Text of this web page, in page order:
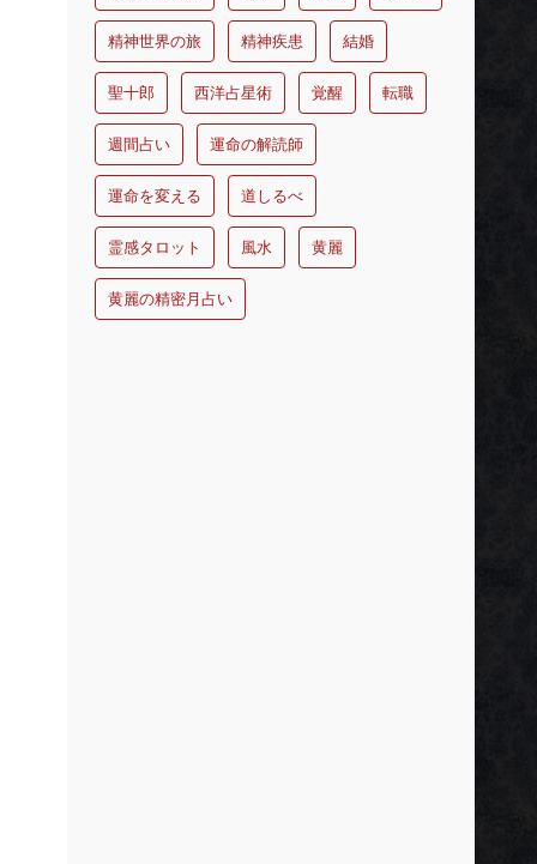
精神世界の旅 精神疾患 結婚
聖十郎 西洋占星術 覚醒 転職
週間占い 運命の解読師
運命を変える 道しるべ
霊感タロット 風水 黄麗
黄麗の精密月占い